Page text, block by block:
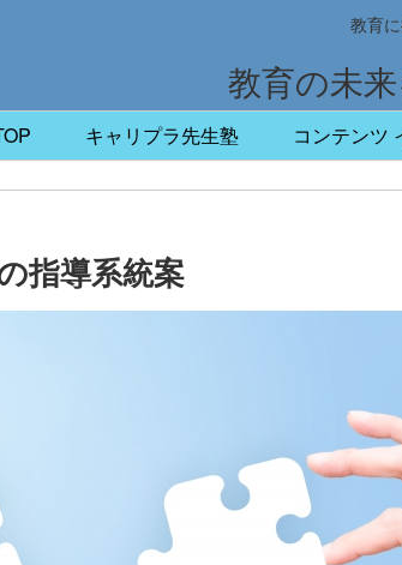
教育
教育の未
キャリプラ先生塾 コンテンツ
指導系統案